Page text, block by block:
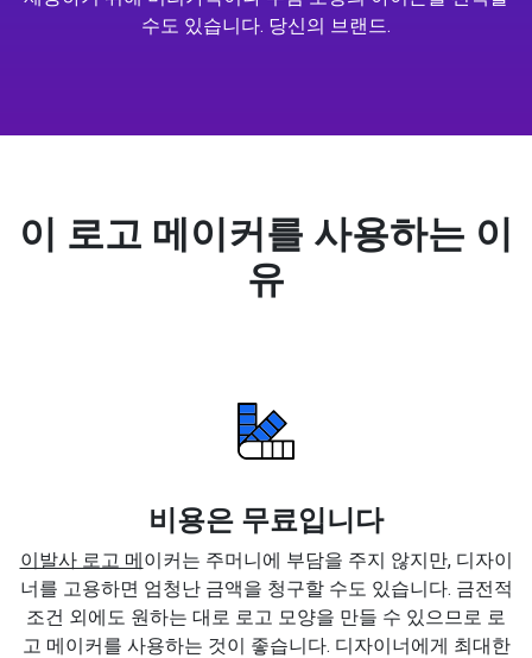
수도 있습니다. 당신의 브랜드.
이 로고 메이커를 사용하는 이
유
비용은 무료입니다
이발사 로고 메이커는 주머니에 부담을 주지 않지만, 디자이
너를 고용하면 엄청난 금액을 청구할 수도 있습니다. 금전적
조건 외에도 원하는 대로 로고 모양을 만들 수 있으므로 로
고 메이커를 사용하는 것이 좋습니다. 디자이너에게 최대한